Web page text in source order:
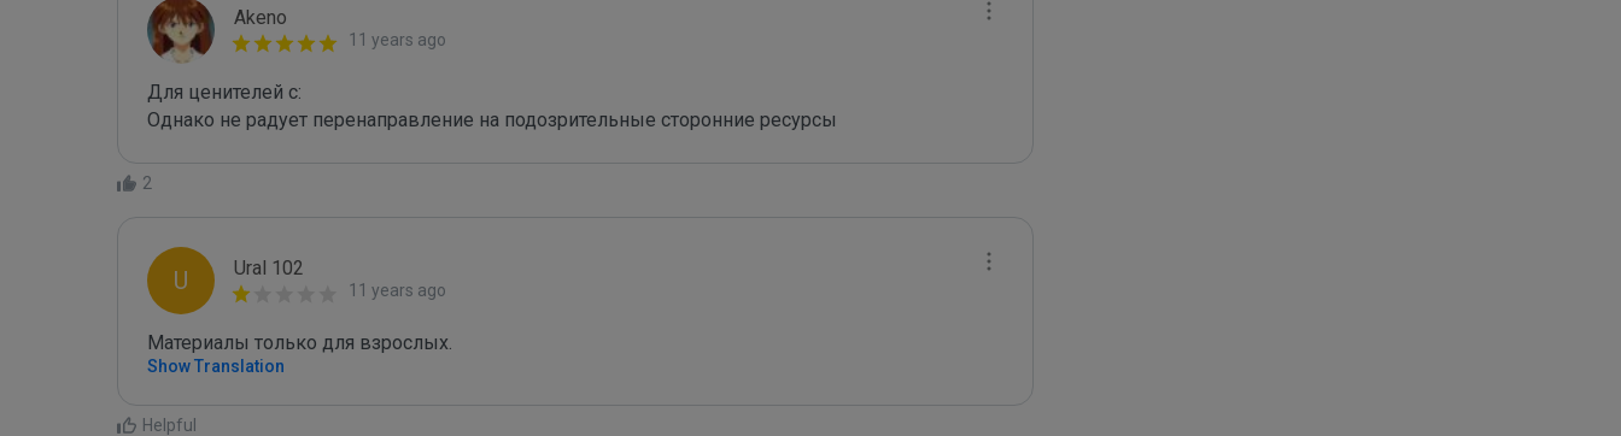
Akeno
11 years ago
Для ценителей с:
Однако не радует перенаправление на подозрительные сторонние ресурсы
2
U Ural 102
11 years ago
Материалы только для взрослых.
Show Translation
Helpful